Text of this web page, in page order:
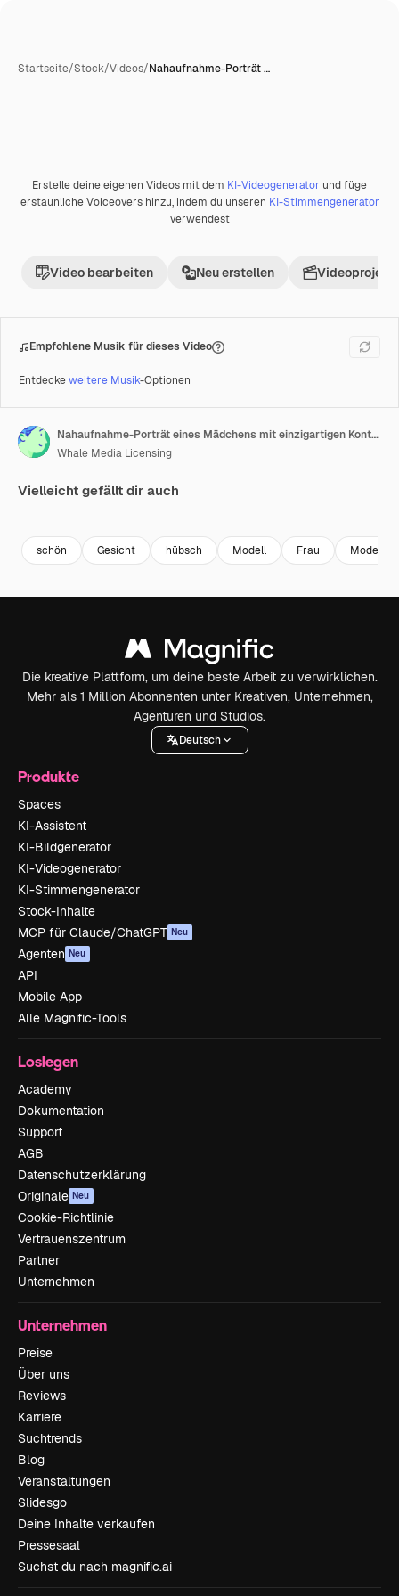
Startseite/Stock/Videos/Nahaufnahme-Porträt …
PremiumKI-generiert
Erstelle deine eigenen Videos mit dem KI-Videogenerator und füge
erstaunliche Voiceovers hinzu, indem du unseren KI-Stimmengenerator
verwendest
Video bearbeiten Neu erstellen Videoprojekt
Empfohlene Musik für dieses Video
Entdeckeweitere Musik-Optionen
Nahaufnahme-Porträt eines Mädchens mit einzigartigen Kontaktlinsen
Whale Media Licensing
Vielleicht gefällt dir auch
schön Gesicht hübsch Modell Frau Mode
Die kreative Plattform, um deine beste Arbeit zu verwirklichen.
Mehr als 1 Million Abonnenten unter Kreativen, Unternehmen,
Agenturen und Studios.
Deutsch
Produkte
Spaces
KI-Assistent
KI-Bildgenerator
KI-Videogenerator
KI-Stimmengenerator
Stock-Inhalte
MCP für Claude/ChatGPT Neu
Agenten Neu
API
Mobile App
Alle Magnific-Tools
Loslegen
Academy
Dokumentation
Support
AGB
Datenschutzerklärung
Originale Neu
Cookie-Richtlinie
Vertrauenszentrum
Partner
Unternehmen
Unternehmen
Preise
Über uns
Reviews
Karriere
Suchtrends
Blog
Veranstaltungen
Slidesgo
Deine Inhalte verkaufen
Pressesaal
Suchst du nach magnific.ai